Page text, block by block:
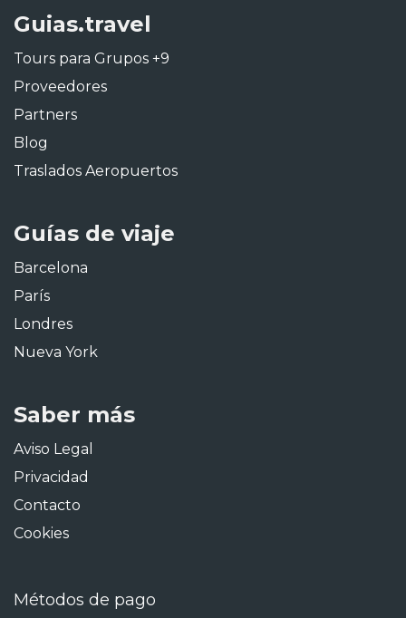
Guias.travel
Tours para Grupos +9
Proveedores
Partners
Blog
Traslados Aeropuertos
Guías de viaje
Barcelona
París
Londres
Nueva York
Saber más
Aviso Legal
Privacidad
Contacto
Cookies
Métodos de pago